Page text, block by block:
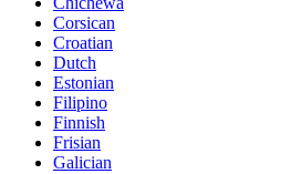
Corsican
Croatian
Dutch
Estonian
Filipino
Finnish
Frisian
Galician